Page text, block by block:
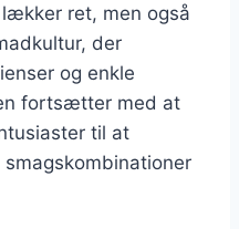
ret, men også
der
og enkle
fortsætter med at
til at